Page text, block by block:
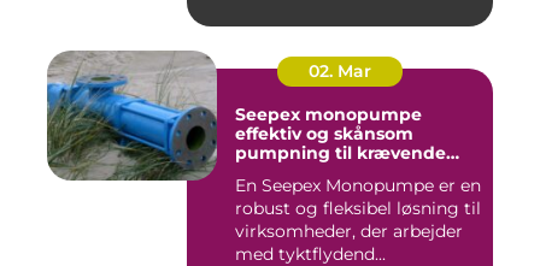
02. Mar
Seepex monopumpe
effektiv og skånsom
pumpning til krævende
En Seepex Monopumpe er en
robust og fleksibel løsning til
virksomheder, der arbejder
med tyktflydend...